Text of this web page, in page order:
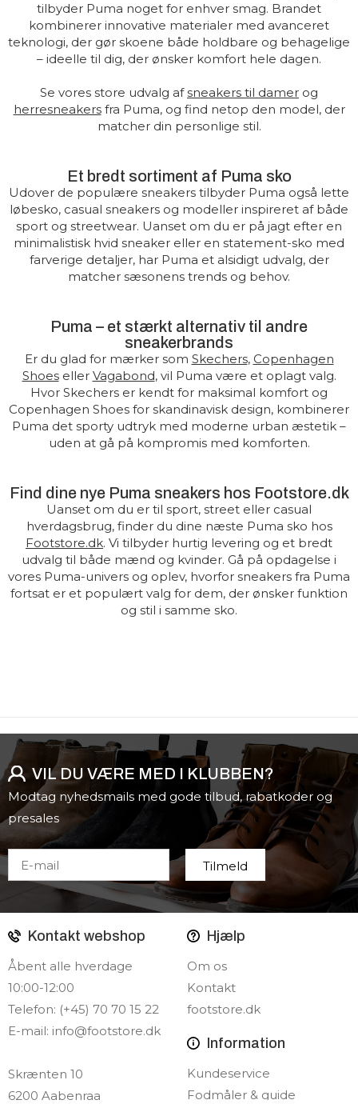
tilbyder Puma noget for enhver smag. Brandet
kombinerer innovative materialer med avanceret
teknologi, der gør skoene både holdbare og behagelige
– ideelle til dig, der ønsker komfort hele dagen.
Se vores store udvalg afsneakers til damer og
herresneakersfra Puma, og find netop den model, der
matcher din personlige stil.
Et bredt sortiment af Puma sko
Udover de populære sneakers tilbyder Puma også lette
løbesko, casual sneakers og modeller inspireret af både
sport og streetwear. Uanset om du er på jagt efter en
minimalistisk hvid sneaker eller en statement-sko med
farverige detaljer, har Puma et alsidigt udvalg, der
matcher sæsonens trends og behov.
Puma – et stærkt alternativ til andre
sneakerbrands
Er du glad for mærker som Skechers, Copenhagen
Shoeseller Vagabond, vil Puma være et oplagt valg.
Hvor Skechers er kendt for maksimal komfort og
Copenhagen Shoes for skandinavisk design, kombinerer
Puma det sporty udtryk med moderne urban æstetik –
uden at gå på kompromis med komforten.
Find dine nye Puma sneakers hos Footstore.dk
Uanset om du er til sport, street eller casual
hverdagsbrug, finder du dine næste Puma sko hos
Footstore.dk. Vi tilbyder hurtig levering og et bredt
udvalg til både mænd og kvinder. Gå på opdagelse i
vores Puma-univers og oplev, hvorfor sneakers fra Puma
fortsat er et populært valg for dem, der ønsker funktion
og stil i samme sko.
VIL DU VÆRE MED I KLUBBEN?
Modtag nyhedsmails med gode tilbud, rabatkoder og
presales
Kontakt webshop
Åbent alle hverdage
10:00-12:00
Telefon: (+45) 70 70 15 22
E-mail: info@footstore.dk
Skrænten 10
6200 Aabenraa
Hjælp
Om os
Kontakt
footstore.dk
Information
Kundeservice
Fodmåler & guide